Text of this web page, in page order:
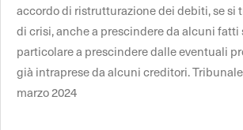
accordo di ristrutturazione dei debiti, se si
di crisi, anche a prescindere da alcuni
particolare a prescindere dalle eventuali
già intraprese da alcuni creditori.
marzo 2024